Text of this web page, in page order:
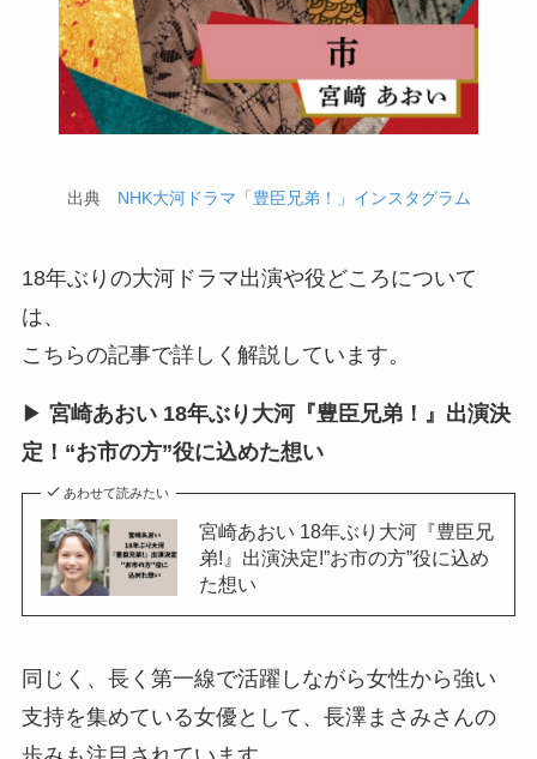
出典 NHK大河ドラマ「豊臣兄弟！」インスタグラム
18年ぶりの大河ドラマ出演や役どころについて
は、
こちらの記事で詳しく解説しています。
▶ 宮崎あおい 18年ぶり大河『豊臣兄弟！』出演決
定！“お市の方”役に込めた想い
あわせて読みたい
宮崎あおい 18年ぶり大河『豊臣兄
弟!』出演決定!”お市の方”役に込め
た想い
同じく、長く第一線で活躍しながら女性から強い
支持を集めている女優として、長澤まさみさんの